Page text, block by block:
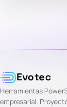
Evotec
Herramientas
empresarial.